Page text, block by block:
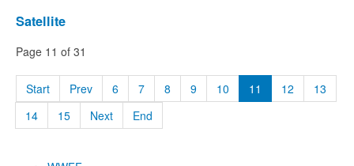
Satellite
Page 11 of 31
Start Prev 6 7 8 9 10 11 12
13
14
15 Next End